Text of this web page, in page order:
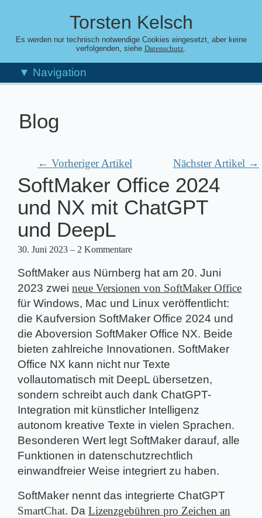
Torsten Kelsch
Es werden nur technisch notwendige Cookies eingesetzt, aber keine
verfolgenden, siehe Datenschutz.
▼ Navigation
Blog
← Vorheriger Artikel Nächster Artikel →
SoftMaker Office 2024
und NX mit ChatGPT
und DeepL
30. Juni 2023 – 2 Kommentare
SoftMaker aus Nürnberg hat am 20. Juni
2023 zwei neue Versionen von SoftMaker Office
für Windows, Mac und Linux veröffentlicht:
die Kaufversion SoftMaker Office 2024 und
die Aboversion SoftMaker Office NX. Beide
bieten zahlreiche Innovationen. SoftMaker
Office NX kann nicht nur Texte
vollautomatisch mit DeepL übersetzen,
sondern schreibt auch dank ChatGPT-
Integration mit künstlicher Intelligenz
autonom kreative Texte in vielen Sprachen.
Besonderen Wert legt SoftMaker darauf, alle
Funktionen in datenschutzrechtlich
einwandfreier Weise integriert zu haben.
SoftMaker nennt das integrierte ChatGPT
SmartChat. Da Lizenzgebühren pro Zeichen an